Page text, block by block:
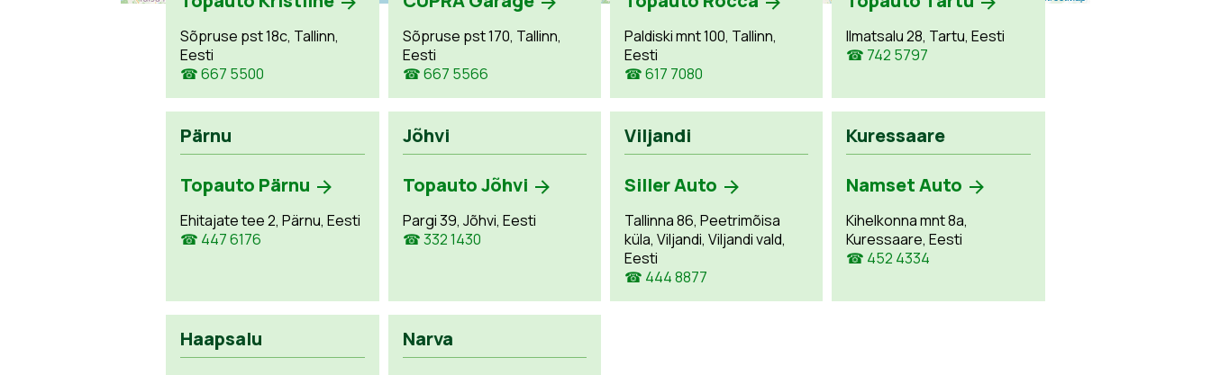
Sõpruse pst 18c, Tallinn,
Eesti
☎ 667 5500
Sõpruse pst 170, Tallinn,
Eesti
☎ 667 5566
Paldiski mnt 100, Tallinn,
Eesti
☎ 617 7080
Ilmatsalu 28, Tartu, Eesti
☎ 742 5797
Pärnu
Topauto Pärnu
Ehitajate tee 2, Pärnu, Eesti
☎ 447 6176
Jõhvi
Topauto Jõhvi
Pargi 39, Jõhvi, Eesti
☎ 332 1430
Viljandi
Siller Auto
Tallinna 86, Peetrimõisa
küla, Viljandi, Viljandi vald,
Eesti
☎ 444 8877
Kuressaare
Namset Auto
Kihelkonna mnt 8a,
Kuressaare, Eesti
☎ 452 4334
Haapsalu Narva